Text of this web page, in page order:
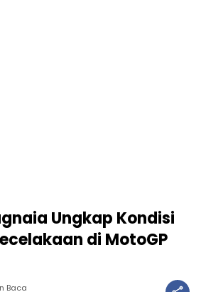
Ungkap Kondisi
di MotoGP
Baca